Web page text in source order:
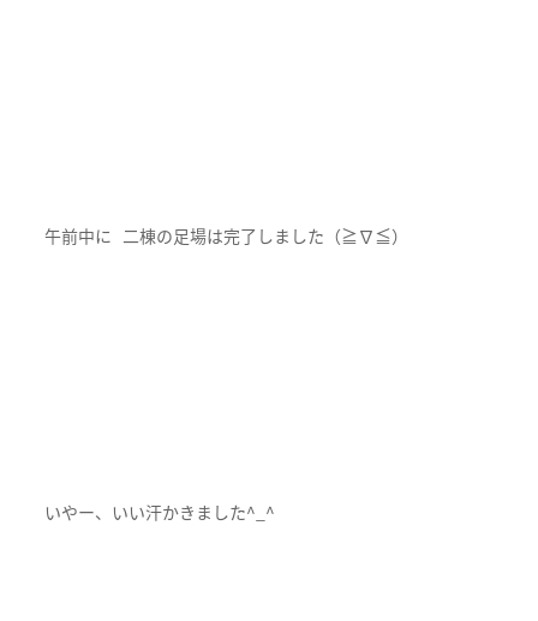
午前中に 二棟の足場は完了しました（≧∇≦）
いやー、いい汗かきました^_^